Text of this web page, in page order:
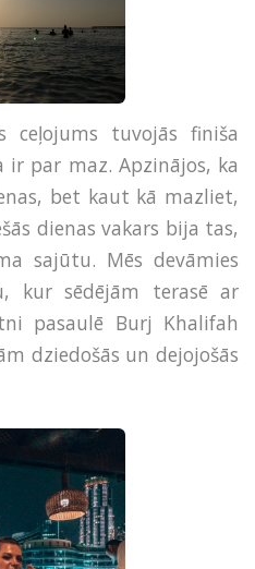
tuvojās finiša
ir par maz. Apzinājos, ka
bet kaut kā mazliet,
dienas vakars bija tas,
sajūtu. Mēs devāmies
kur sēdējām terasē ar
pasaulē Burj Khalifah
dziedošās un dejojošās